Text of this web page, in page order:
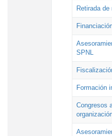
Retirada
SPNL
Formación
Congresos